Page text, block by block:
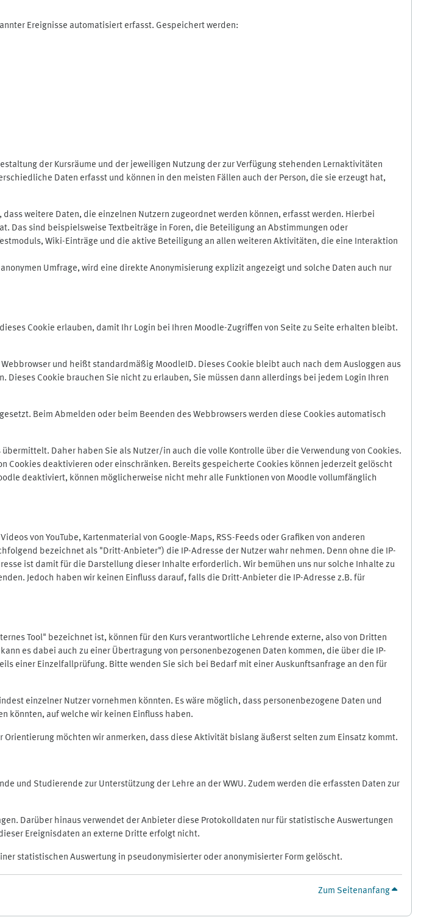
Ereignisse automatisiert erfasst. Gespeichert werden:
der Kursräume und der jeweiligen Nutzung der zur Verfügung stehenden Lernaktivitäten
Daten erfasst und können in den meisten Fällen auch der Person, die sie erzeugt hat,
weitere Daten, die einzelnen Nutzern zugeordnet werden können, erfasst werden. Hierbei
Das sind beispielsweise Textbeiträge in Foren, die Beteiligung an Abstimmungen oder
Wiki-Einträge und die aktive Beteiligung an allen weiteren Aktivitäten, die eine Interaktion
Umfrage, wird eine direkte Anonymisierung explizit angezeigt und solche Daten auch nur
Cookie erlauben, damit Ihr Login bei Ihren Moodle-Zugriffen von Seite zu Seite erhalten bleibt.
und heißt standardmäßig MoodleID. Dieses Cookie bleibt auch nach dem Ausloggen aus
Cookie brauchen Sie nicht zu erlauben, Sie müssen dann allerdings bei jedem Login Ihren
Beim Abmelden oder beim Beenden des Webbrowsers werden diese Cookies automatisch
Daher haben Sie als Nutzer/in auch die volle Kontrolle über die Verwendung von Cookies.
Cookies deaktivieren oder einschränken. Bereits gespeicherte Cookies können jederzeit gelöscht
deaktiviert, können möglicherweise nicht mehr alle Funktionen von Moodle vollumfänglich
von YouTube, Kartenmaterial von Google-Maps, RSS-Feeds oder Grafiken von anderen
bezeichnet als "Dritt-Anbieter") die IP-Adresse der Nutzer wahr nehmen. Denn ohne die IP-
ist damit für die Darstellung dieser Inhalte erforderlich. Wir bemühen uns nur solche Inhalte zu
Jedoch haben wir keinen Einfluss darauf, falls die Dritt-Anbieter die IP-Adresse z.B. für
Tool" bezeichnet ist, können für den Kurs verantwortliche Lehrende externe, also von Dritten
es dabei auch zu einer Übertragung von personenbezogenen Daten kommen, die über die IP-
einer Einzelfallprüfung. Bitte wenden Sie sich bei Bedarf mit einer Auskunftsanfrage an den für
einzelner Nutzer vornehmen könnten. Es wäre möglich, dass personenbezogene Daten und
könnten, auf welche wir keinen Einfluss haben.
möchten wir anmerken, dass diese Aktivität bislang äußerst selten zum Einsatz kommt.
und Studierende zur Unterstützung der Lehre an der WWU. Zudem werden die erfassten Daten zur
Darüber hinaus verwendet der Anbieter diese Protokolldaten nur für statistische Auswertungen
Ereignisdaten an externe Dritte erfolgt nicht.
statistischen Auswertung in pseudonymisierter oder anonymisierter Form gelöscht.
Zum Seitenanfang